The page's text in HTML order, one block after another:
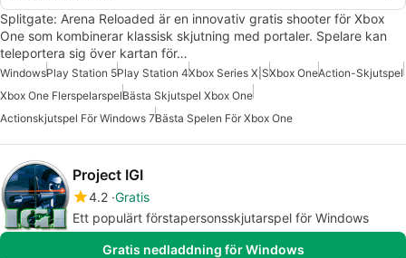
Splitgate: Arena Reloaded är en innovativ gratis shooter för Xbox
One som kombinerar klassisk skjutning med portaler. Spelare kan
teleportera sig över kartan för…
WindowsPlay Station 5Play Station 4Xbox Series X|SXbox OneAction-Skjutspel
Xbox One FlerspelarspelBästa Skjutspel Xbox One
Actionskjutspel För Windows 7Bästa Spelen För Xbox One
Project IGI
4.2 Gratis
Ett populärt förstapersonsskjutarspel för Windows
Gratis nedladdning för Windows